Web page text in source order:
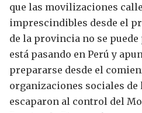
que las movilizaciones
imprescindibles desde el
de la provincia no se
está pasando en Perú y
prepararse desde el
organizaciones sociales de
escaparon al control del